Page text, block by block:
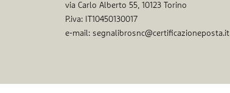
via Carlo Alberto 55, 10123 Torino
P.iva: IT10450130017
e-mail: segnalibrosnc@certificazioneposta.it